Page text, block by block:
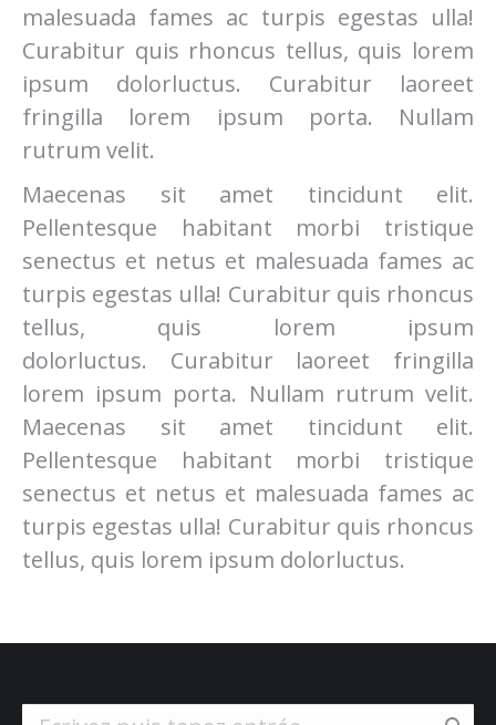
malesuada fames ac turpis egestas ulla!
Curabitur quis rhoncus tellus, quis lorem
ipsum dolorluctus. Curabitur laoreet
fringilla lorem ipsum porta. Nullam
rutrum velit.
Maecenas sit amet tincidunt elit.
Pellentesque habitant morbi tristique
senectus et netus et malesuada fames ac
turpis egestas ulla! Curabitur quis rhoncus
tellus, quis lorem ipsum
dolorluctus. Curabitur laoreet fringilla
lorem ipsum porta. Nullam rutrum velit.
Maecenas sit amet tincidunt elit.
Pellentesque habitant morbi tristique
senectus et netus et malesuada fames ac
turpis egestas ulla! Curabitur quis rhoncus
tellus, quis lorem ipsum dolorluctus.